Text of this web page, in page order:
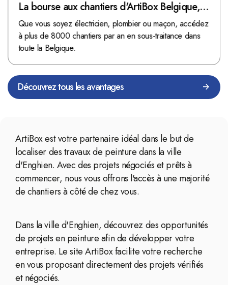
La bourse aux chantiers d'ArtiBox Belgique,
véritable mine d'or !
Que vous soyez électricien, plombier ou maçon, accédez
à plus de 8000 chantiers par an en sous-traitance dans
toute la Belgique.
Découvrez tous les avantages
ArtiBox est votre partenaire idéal dans le but de
localiser des travaux de peinture dans la ville
d'Enghien. Avec des projets négociés et prêts à
commencer, nous vous offrons l'accès à une majorité
de chantiers à côté de chez vous.
Dans la ville d'Enghien, découvrez des opportunités
de projets en peinture afin de développer votre
entreprise. Le site ArtiBox facilite votre recherche
en vous proposant directement des projets vérifiés
et négociés.